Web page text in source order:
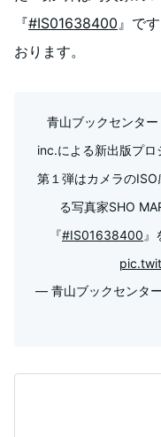
『#IS01638400 』で
おります。
青山ブックセンタ
inc.による新出版プロ
第１弾はカメラの
る写真家SHO
『#IS01638400 』
— 青山ブックセンタ